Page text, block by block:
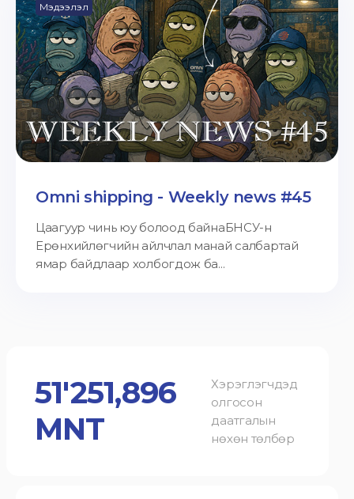
Мэдээлэл
Omni shipping - Weekly news #45
Цаагуур чинь юу болоод байнаБНСУ-н
Ерөнхийлөгчийн айлчлал манай салбартай
ямар байдлаар холбогдож ба...
51'251,896
MNT
Хэрэглэгчдэд
олгосон
даатгалын
нөхөн төлбөр